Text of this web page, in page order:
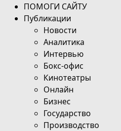
ПОМОГИ САЙТУ
Публикации
Новости
Аналитика
Интервью
Бокс-офис
Кинотеатры
Онлайн
Бизнес
Государство
Производство